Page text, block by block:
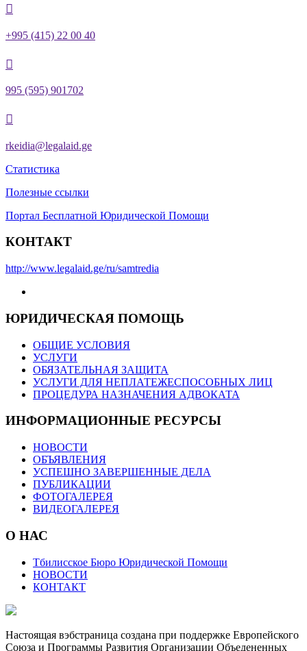

+995 (415) 22 00 40

995 (595) 901702

rkeidia@legalaid.ge
Статистика
Полезные ссылки
Портал Бесплатной Юридической Помощи
КОНТАКТ
http://www.legalaid.ge/ru/samtredia
ЮРИДИЧЕСКАЯ ПОМОЩЬ
ОБЩИЕ УСЛОВИЯ
УСЛУГИ
ОБЯЗАТЕЛЬНАЯ ЗАЩИТА
УСЛУГИ ДЛЯ НЕПЛАТЕЖЕСПОСОБНЫХ ЛИЦ
ПРОЦЕДУРА НАЗНАЧЕНИЯ АДВОКАТА
ИНФОРМАЦИОННЫЕ РЕСУРСЫ
НОВОСТИ
ОБЪЯВЛЕНИЯ
УСПЕШНО ЗАВЕРШЕННЫЕ ДЕЛА
ПУБЛИКАЦИИ
ФОТОГАЛЕРЕЯ
ВИДЕОГАЛЕРЕЯ
О НАС
Тбилисское Бюро Юридической Помощи
НОВОСТИ
КОНТАКТ
Настоящая вэбстраница создана при поддержке Европейского
Союза и Программы Развития Организации Объедененных